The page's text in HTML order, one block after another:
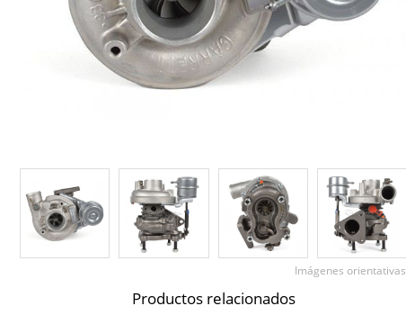
Imágenes orientativas
Productos relacionados